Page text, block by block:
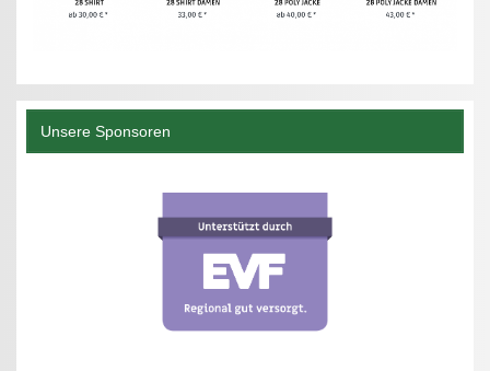
Unsere Sponsoren